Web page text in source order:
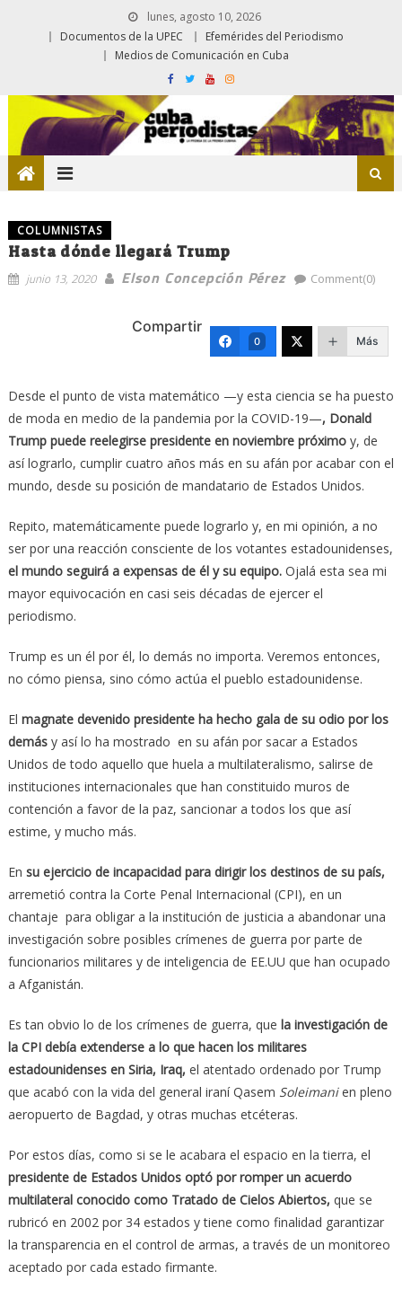
lunes, agosto 10, 2026
Documentos de la UPEC
Efemérides del Periodismo
Medios de Comunicación en Cuba
COLUMNISTAS
Hasta dónde llegará Trump
junio 13, 2020 Elson Concepción Pérez Comment(0)
Compartir
0 Más
Desde el punto de vista matemático —y esta ciencia se ha puesto
de moda en medio de la pandemia por la COVID-19—, Donald
Trump puede reelegirse presidente en noviembre próximoy, de
así lograrlo, cumplir cuatro años más en su afán por acabar con el
mundo, desde su posición de mandatario de Estados Unidos.
Repito, matemáticamente puede lograrlo y, en mi opinión, a no
ser por una reacción consciente de los votantes estadounidenses,
el mundo seguirá a expensas de él y su equipo.Ojalá esta sea mi
mayor equivocación en casi seis décadas de ejercer el
periodismo.
Trump es un él por él, lo demás no importa. Veremos entonces,
no cómo piensa, sino cómo actúa el pueblo estadounidense.
El magnate devenido presidente ha hecho gala de su odio por los
demásy así lo ha mostrado en su afán por sacar a Estados
Unidos de todo aquello que huela a multilateralismo, salirse de
instituciones internacionales que han constituido muros de
contención a favor de la paz, sancionar a todos los que así
estime, y mucho más.
En su ejercicio de incapacidad para dirigir los destinos de su país,
arremetió contra la Corte Penal Internacional (CPI), en un
chantaje para obligar a la institución de justicia a abandonar una
investigación sobre posibles crímenes de guerra por parte de
funcionarios militares y de inteligencia de EE.UU que han ocupado
a Afganistán.
Es tan obvio lo de los crímenes de guerra, que la investigación de
la CPI debía extenderse a lo que hacen los militares
estadounidenses en Siria, Iraq, el atentado ordenado por Trump
que acabó con la vida del general iraní Qasem Soleimanien pleno
aeropuerto de Bagdad, y otras muchas etcéteras.
Por estos días, como si se le acabara el espacio en la tierra, el
presidente de Estados Unidos optó por romper un acuerdo
multilateral conocido como Tratado de Cielos Abiertos, que se
rubricó en 2002 por 34 estados y tiene como finalidad garantizar
la transparencia en el control de armas, a través de un monitoreo
aceptado por cada estado firmante.